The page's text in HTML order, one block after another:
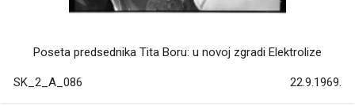
Poseta predsednika Tita Boru: u novoj zgradi Elektrolize
SK_2_A_086 22.9.1969.